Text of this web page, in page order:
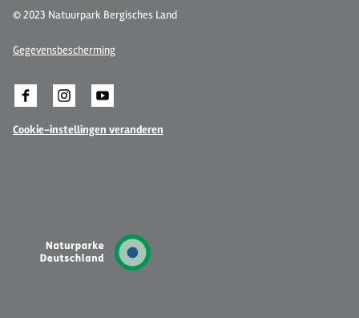
© 2023 Natuurpark Bergisches Land
Gegevensbescherming
Cookie-instellingen veranderen